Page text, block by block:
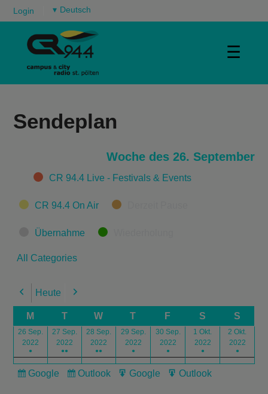
Login ▾
☰
Sendeplan
Woche des 26. September
CategoriesCR 94.4 Live - Festivals & Events
CR 94.4 On Air
Übernahme
All Categories
Previous
Heute Next
M T W T F S S
26 Sep.
2022
●
27 Sep.
2022
●●
28 Sep.
2022
●●
29 Sep.
2022
●
30 Sep.
2022
●
1 Okt.
2022
●
2 Okt.
2022
●
Subscribe
Google
Subscribe
Outlook
Export
Google
Export
Outlook